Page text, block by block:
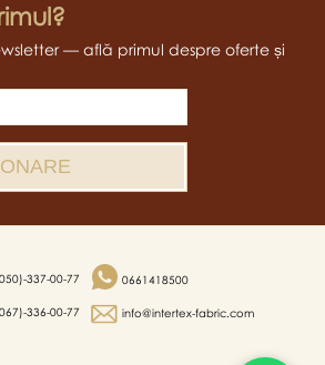
— află primul despre oferte și
337-00-77
336-00-77
0661418500
info@intertex-fabric.com